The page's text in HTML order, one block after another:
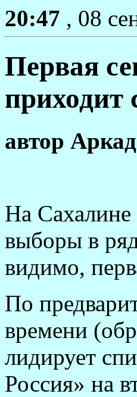
20:47 , 08
Первая
приходит
автор
На Сахалине
выборы в
видимо,
По
времени
лидирует
Россия» на